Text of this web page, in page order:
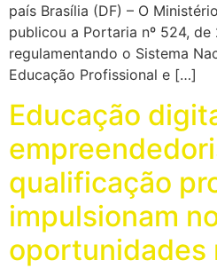
país Brasília (DF) – O
publicou a Portaria nº 524,
regulamentando o Sistema
Educação Profissional e […]
Educação
qualificação
impulsionam
oportunidades